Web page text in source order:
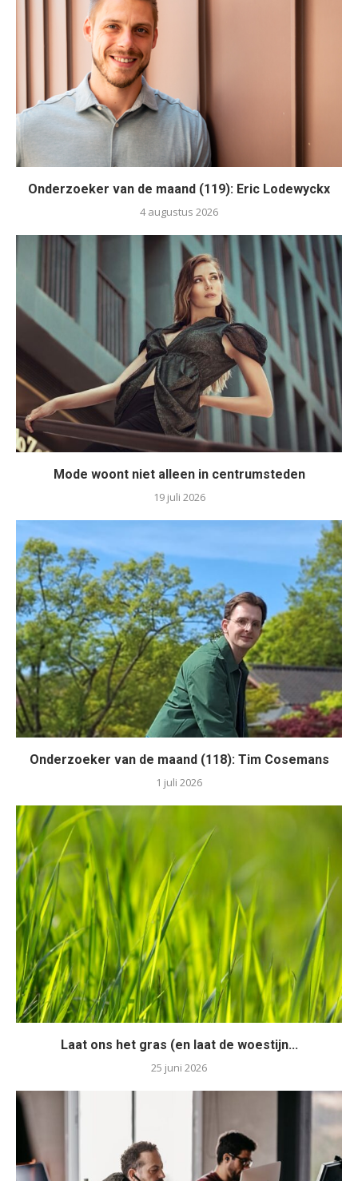
Onderzoeker van de maand (119): Eric Lodewyckx
4 augustus 2026
Mode woont niet alleen in centrumsteden
19 juli 2026
Onderzoeker van de maand (118): Tim Cosemans
1 juli 2026
Laat ons het gras (en laat de woestijn...
25 juni 2026